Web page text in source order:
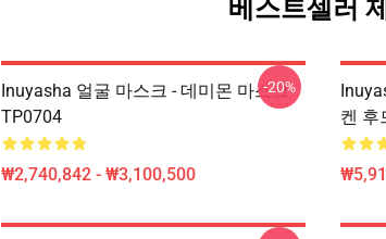
베스트셀러
Inuyasha 얼굴 마스크 - 데미몬 마스크
TP0704
₩2,740,842 - ₩3,100,500
-20%
켄 후